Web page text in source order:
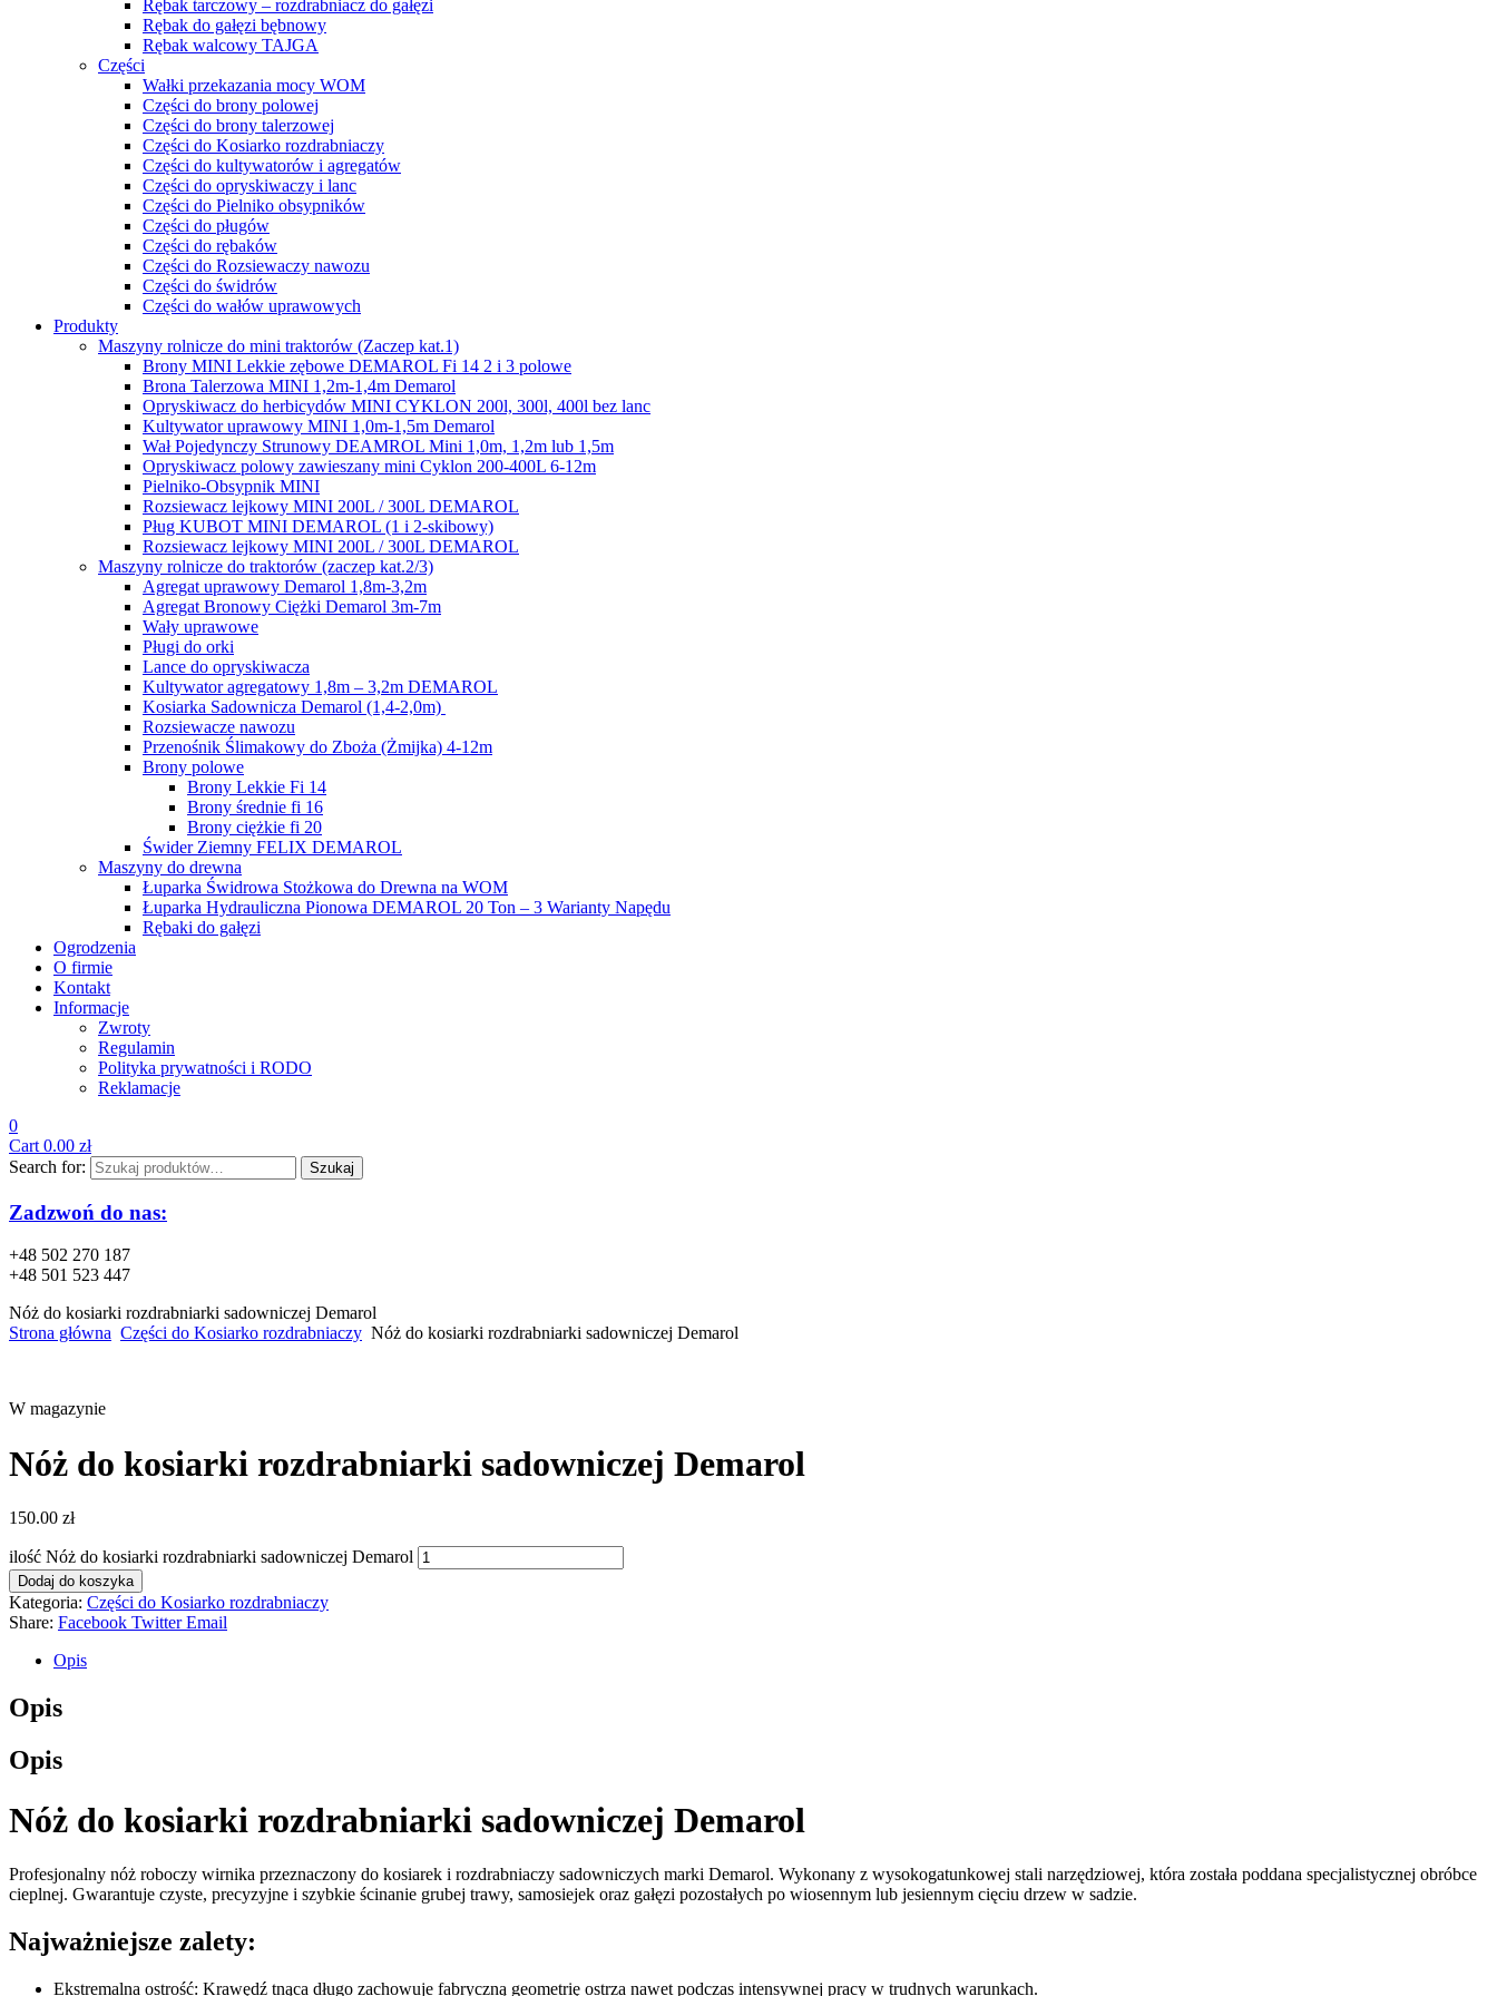
Rębak tarczowy – rozdrabniacz do gałęzi
Rębak do gałęzi bębnowy
Rębak walcowy TAJGA
Części
Wałki przekazania mocy WOM
Części do brony polowej
Części do brony talerzowej
Części do Kosiarko rozdrabniaczy
Części do kultywatorów i agregatów
Części do opryskiwaczy i lanc
Części do Pielniko obsypników
Części do pługów
Części do rębaków
Części do Rozsiewaczy nawozu
Części do świdrów
Części do wałów uprawowych
Produkty
Maszyny rolnicze do mini traktorów (Zaczep kat.1)
Brony MINI Lekkie zębowe DEMAROL Fi 14 2 i 3 polowe
Brona Talerzowa MINI 1,2m-1,4m Demarol
Opryskiwacz do herbicydów MINI CYKLON 200l, 300l, 400l bez lanc
Kultywator uprawowy MINI 1,0m-1,5m Demarol
Wał Pojedynczy Strunowy DEAMROL Mini 1,0m, 1,2m lub 1,5m
Opryskiwacz polowy zawieszany mini Cyklon 200-400L 6-12m
Pielniko-Obsypnik MINI
Rozsiewacz lejkowy MINI 200L / 300L DEMAROL
Pług KUBOT MINI DEMAROL (1 i 2-skibowy)
Rozsiewacz lejkowy MINI 200L / 300L DEMAROL
Maszyny rolnicze do traktorów (zaczep kat.2/3)
Agregat uprawowy Demarol 1,8m-3,2m
Agregat Bronowy Ciężki Demarol 3m-7m
Wały uprawowe
Pługi do orki
Lance do opryskiwacza
Kultywator agregatowy 1,8m – 3,2m DEMAROL
Kosiarka Sadownicza Demarol (1,4-2,0m)
Rozsiewacze nawozu
Przenośnik Ślimakowy do Zboża (Żmijka) 4-12m
Brony polowe
Brony Lekkie Fi 14
Brony średnie fi 16
Brony ciężkie fi 20
Świder Ziemny FELIX DEMAROL
Maszyny do drewna
Łuparka Świdrowa Stożkowa do Drewna na WOM
Łuparka Hydrauliczna Pionowa DEMAROL 20 Ton – 3 Warianty Napędu
Rębaki do gałęzi
Ogrodzenia
O firmie
Kontakt
Informacje
Zwroty
Regulamin
Polityka prywatności i RODO
Reklamacje
0
Cart 0.00 zł
Search for:
Szukaj
Zadzwoń do nas:
+48 502 270 187
+48 501 523 447
Nóż do kosiarki rozdrabniarki sadowniczej Demarol
Strona główna Części do Kosiarko rozdrabniaczy Nóż do kosiarki rozdrabniarki sadowniczej Demarol
W magazynie
Nóż do kosiarki rozdrabniarki sadowniczej Demarol
150.00 zł
ilość Nóż do kosiarki rozdrabniarki sadowniczej Demarol
Dodaj do koszyka
Kategoria: Części do Kosiarko rozdrabniaczy
Share: Facebook Twitter Email
Opis
Opis
Opis
Nóż do kosiarki rozdrabniarki sadowniczej Demarol
Profesjonalny nóż roboczy wirnika przeznaczony do kosiarek i rozdrabniaczy sadowniczych marki Demarol. Wykonany z wysokogatunkowej stali narzędziowej, która została poddana specjalistycznej obróbce
cieplnej. Gwarantuje czyste, precyzyjne i szybkie ścinanie grubej trawy, samosiejek oraz gałęzi pozostałych po wiosennym lub jesiennym cięciu drzew w sadzie.
Najważniejsze zalety:
Ekstremalna ostrość: Krawędź tnąca długo zachowuje fabryczną geometrię ostrza nawet podczas intensywnej pracy w trudnych warunkach.